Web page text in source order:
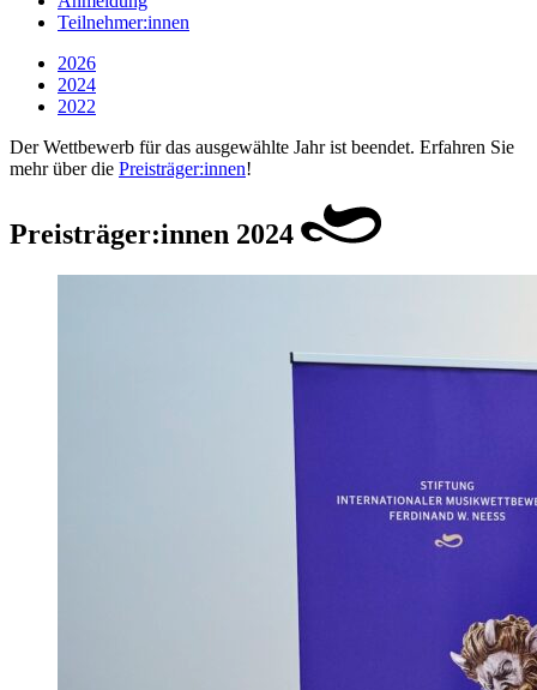
Teilnehmer:innen
2026
2024
2022
Der Wettbewerb für das ausgewählte Jahr ist beendet. Erfahren Sie
mehr über die Preisträger:innen!
Preisträger:innen 2024